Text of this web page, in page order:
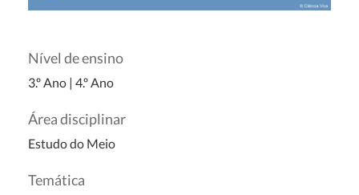
Nível de ensino
3.º Ano | 4.º Ano
Área disciplinar
Estudo do Meio
Temática